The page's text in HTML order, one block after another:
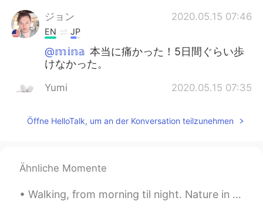
ジョン 2020.05.15 07:46
EN JP
@𝕞𝕚𝕟𝕒 本当に痛かった！5日間ぐらい歩
けなかった。
Yumi 2020.05.15 07:35
日本の夏！って感じがする。
ね！✨ キレイな海見て、ゆっくり過ごした
Öffne HelloTalk, um an der Konversation teilzunehmen
Ähnliche Momente
Walking, from morning til night. Nature in all it's shades and tones is both beautiful and awe in...